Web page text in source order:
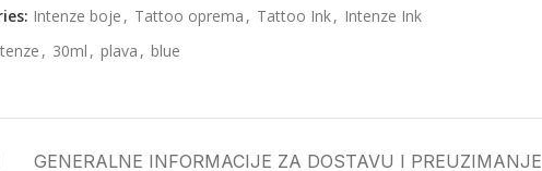
Intenze boje , Tattoo oprema , Tattoo Ink, Intenze Ink
, 30ml , plava , blue
GENERALNE INFORMACIJE ZA DOSTAVU I PREUZIMANJE